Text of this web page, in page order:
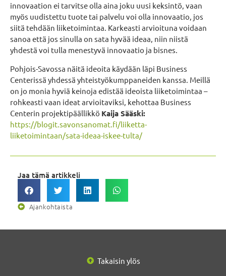
innovaation ei tarvitse olla aina joku uusi keksintö, vaan
myös uudistettu tuote tai palvelu voi olla innovaatio, jos
siitä tehdään liiketoimintaa. Karkeasti arvioituna voidaan
sanoa että jos sinulla on sata hyvää ideaa, niin niistä
yhdestä voi tulla menestyvä innovaatio ja bisnes.
Pohjois-Savossa näitä ideoita käydään läpi Business
Centerissä yhdessä yhteistyökumppaneiden kanssa. Meillä
on jo monia hyviä keinoja edistää ideoista liiketoimintaa –
rohkeasti vaan ideat arvioitaviksi, kehottaa Business
Centerin projektipäällikkö Kaija Sääski:
https://blogit.savonsanomat.fi/liiketta-
liiketoimintaan/sata-ideaa-iskee-tulta/
Jaa tämä artikkeli
Ajankohtaista
Takaisin ylös